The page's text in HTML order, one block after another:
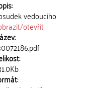
vedoucího
otevřít